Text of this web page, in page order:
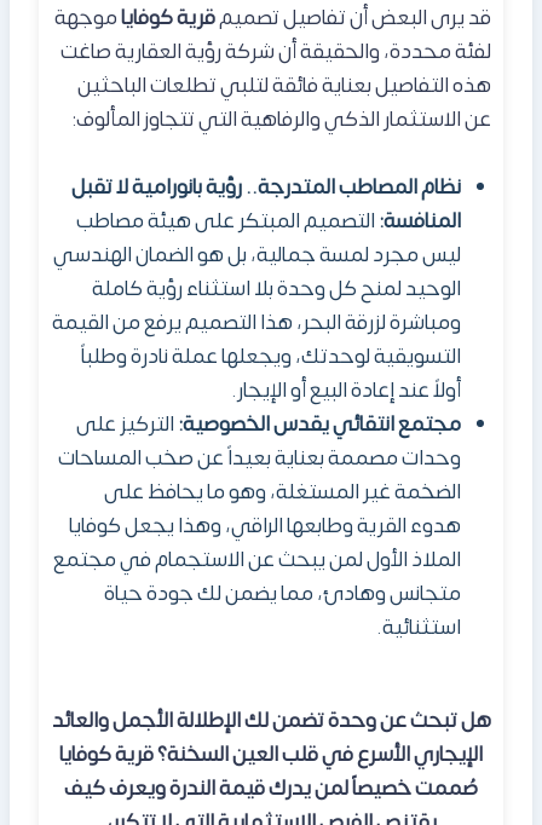
قد يرى البعض أن تفاصيل تصميمقرية كوفاياموجهة
لفئة محددة، والحقيقة أن شركة رؤية العقارية صاغت
هذه التفاصيل بعناية فائقة لتلبي تطلعات الباحثين
عن الاستثمار الذكي والرفاهية التي تتجاوز المألوف:
نظام المصاطب المتدرجة.. رؤية بانورامية لا تقبل
المنافسة:التصميم المبتكر على هيئة مصاطب
ليس مجرد لمسة جمالية، بل هو الضمان الهندسي
الوحيد لمنح كل وحدة بلا استثناء رؤية كاملة
ومباشرة لزرقة البحر، هذا التصميم يرفع من القيمة
التسويقية لوحدتك، ويجعلها عملة نادرة وطلباً
أولاً عند إعادة البيع أو الإيجار.
مجتمع انتقائي يقدس الخصوصية:التركيز على
وحدات مصممة بعناية بعيداً عن صخب المساحات
الضخمة غير المستغلة، وهو ما يحافظ على
هدوء القرية وطابعها الراقي، وهذا يجعل كوفايا
الملاذ الأول لمن يبحث عن الاستجمام في مجتمع
متجانس وهادئ، مما يضمن لك جودة حياة
استثنائية.
هل تبحث عن وحدة تضمن لك الإطلالة الأجمل والعائد
الإيجاري الأسرع في قلب العين السخنة؟ قرية كوفايا
صُممت خصيصاً لمن يدرك قيمة الندرة ويعرف كيف